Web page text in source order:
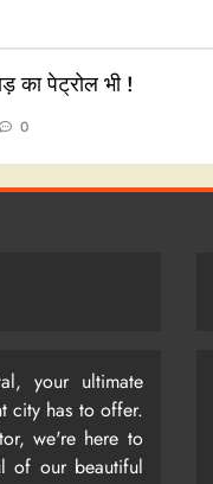
का पेट्रोल भी !
0
your ultimate
city has to offer.
we're here to
of our beautiful